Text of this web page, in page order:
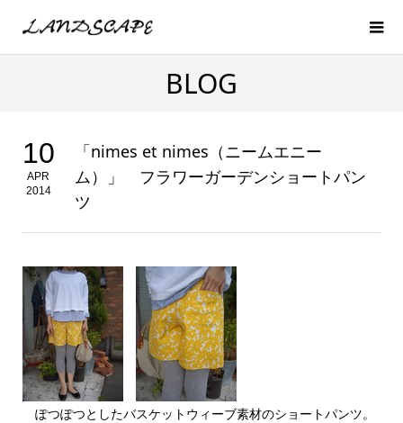
BLOG
10
APR
2014
「nimes et nimes（ニームエニー
ム）」 フラワーガーデンショートパン
ツ
ぽつぽつとしたバスケットウィーブ素材のショートパンツ。